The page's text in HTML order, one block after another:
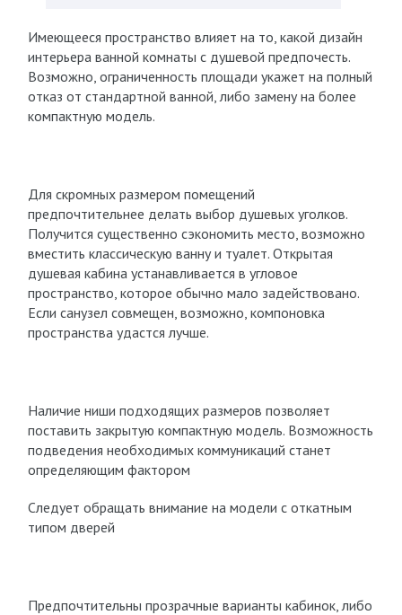
Имеющееся пространство влияет на то, какой дизайн
интерьера ванной комнаты с душевой предпочесть.
Возможно, ограниченность площади укажет на полный
отказ от стандартной ванной, либо замену на более
компактную модель.
Для скромных размером помещений
предпочтительнее делать выбор душевых уголков.
Получится существенно сэкономить место, возможно
вместить классическую ванну и туалет. Открытая
душевая кабина устанавливается в угловое
пространство, которое обычно мало задействовано.
Если санузел совмещен, возможно, компоновка
пространства удастся лучше.
Наличие ниши подходящих размеров позволяет
поставить закрытую компактную модель. Возможность
подведения необходимых коммуникаций станет
определяющим фактором
Следует обращать внимание на модели с откатным
типом дверей
Предпочтительны прозрачные варианты кабинок, либо